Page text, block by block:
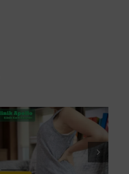
Penyebab
dan
Solusinya